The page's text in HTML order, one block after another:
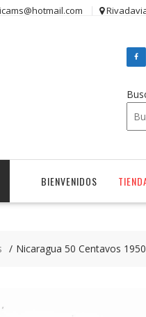
BIENVENIDOS
Nicaragua 50 Centavos